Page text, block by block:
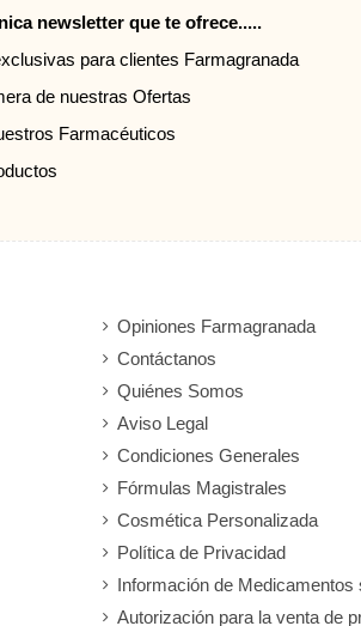
newsletter que te ofrece.....
para clientes Farmagranada
de nuestras Ofertas
Farmacéuticos
Opiniones Farmagranada
Contáctanos
Quiénes Somos
Aviso Legal
Condiciones Generales
Fórmulas Magistrales
Cosmética Personalizada
Política de Privacidad
Información de Medicamentos
Autorización para la venta de